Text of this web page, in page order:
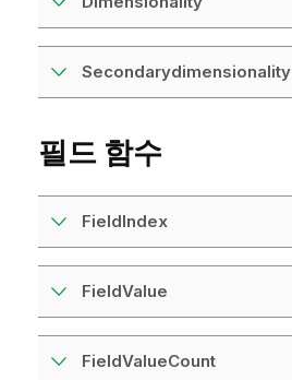
Secondarydimensionality
필드 함수
FieldIndex
FieldValue
FieldValueCount